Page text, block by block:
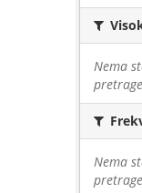
Nema
pretrage
Nema
pretrage